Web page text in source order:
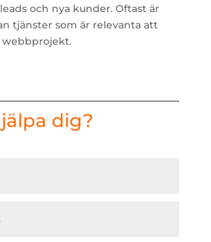
och nya kunder. Oftast är
tjänster som är relevanta att
webbprojekt.
dig?